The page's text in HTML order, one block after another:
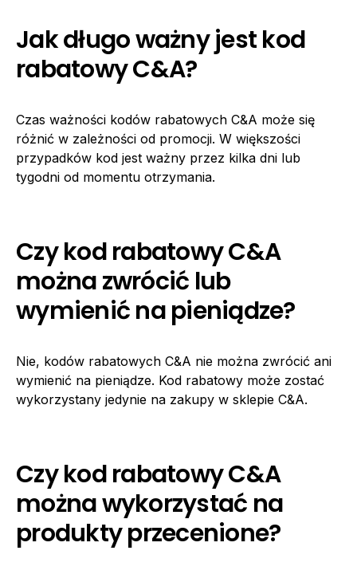
Jak długo ważny jest kod
rabatowy C&A?
Czas ważności kodów rabatowych C&A może się
różnić w zależności od promocji. W większości
przypadków kod jest ważny przez kilka dni lub
tygodni od momentu otrzymania.
Czy kod rabatowy C&A
można zwrócić lub
wymienić na pieniądze?
Nie, kodów rabatowych C&A nie można zwrócić ani
wymienić na pieniądze. Kod rabatowy może zostać
wykorzystany jedynie na zakupy w sklepie C&A.
Czy kod rabatowy C&A
można wykorzystać na
produkty przecenione?